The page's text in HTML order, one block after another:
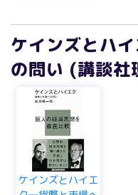
の問い (講談社
ケインズとハイエ
ク―貨幣と市場へ
の問い (講談社現
代新書)